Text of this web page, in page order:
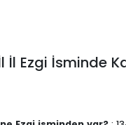
İl Ezgi İsminde